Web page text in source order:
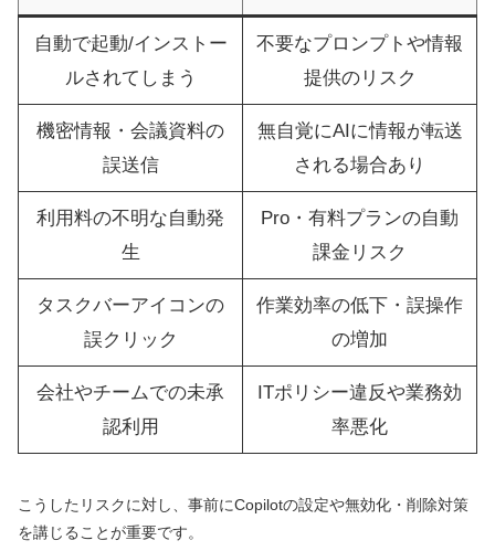
自動で起動/インストー
ルされてしまう
不要なプロンプトや情報
提供のリスク
機密情報・会議資料の
誤送信
無自覚にAIに情報が転送
される場合あり
利用料の不明な自動発
生
Pro・有料プランの自動
課金リスク
タスクバーアイコンの
誤クリック
作業効率の低下・誤操作
の増加
会社やチームでの未承
認利用
ITポリシー違反や業務効
率悪化
こうしたリスクに対し、事前にCopilotの設定や無効化・削除対策
を講じることが重要です。